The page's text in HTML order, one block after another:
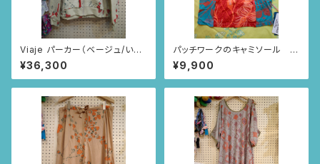
Viaje パーカー（ベージュ/いち
ごとあり柄）
¥36,300
パッチワークのキャミソール 2
0
¥9,900